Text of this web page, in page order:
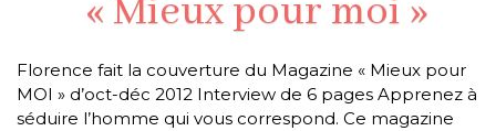
« Mieux pour moi »
Florence fait la couverture du Magazine « Mieux pour
MOI » d’oct-déc 2012 Interview de 6 pages Apprenez à
séduire l’homme qui vous correspond. Ce magazine